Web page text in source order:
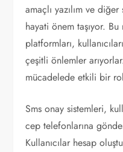
amaçlı yazılım ve
hayati önem taşıyor.
platformları,
çeşitli önlemler
mücadelede etkili bir
Sms onay sistemleri,
cep telefonlarına
Kullanıcılar hesap